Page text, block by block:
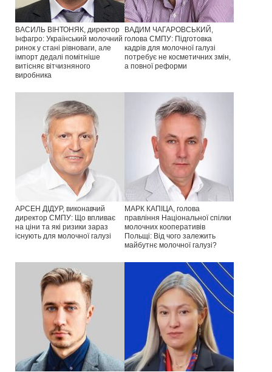
ВАСИЛЬ ВІНТОНЯК, директор
Інфагро: Український молочний
ринок у стані рівноваги, але
імпорт дедалі помітніше
витісняє вітчизняного
виробника
ВАДИМ ЧАГАРОВСЬКИЙ,
голова СМПУ: Підготовка
кадрів для молочної галузі
потребує не косметичних змін,
а повної реформи
АРСЕН ДІДУР, виконавчий
директор СМПУ: Що впливає
на ціни та які ризики зараз
існують для молочної галузі
МАРК КАПІЦА, голова
правління Національної спілки
молочних кооперативів
Польщі: Від чого залежить
майбутнє молочної галузі?